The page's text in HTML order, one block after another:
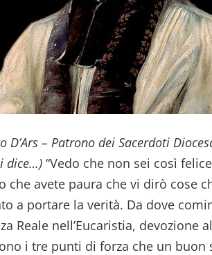
D’Ars – Patrono dei Sacerdoti
dice…) “Vedo che non sei così
che avete paura che vi dirò cose
a portare la verità. Da dove
Reale nell’Eucaristia, devozione
i tre punti di forza che un buon